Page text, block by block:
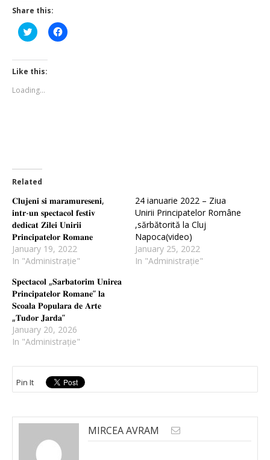
Share this:
Click
to
Twitter
(Opens
in
window)
Click
to
Like this:
Loading...
Related
𝐂𝐥𝐮𝐣𝐞𝐧𝐢 𝐬𝐢 𝐦𝐚𝐫𝐚𝐦𝐮𝐫𝐞𝐬𝐞𝐧𝐢,
𝐢𝐧𝐭𝐫-𝐮𝐧 𝐬𝐩𝐞𝐜𝐭𝐚𝐜𝐨𝐥 𝐟𝐞𝐬𝐭𝐢𝐯
𝐝𝐞𝐝𝐢𝐜𝐚𝐭 𝐙𝐢𝐥𝐞𝐢 𝐔𝐧𝐢𝐫𝐢𝐢
𝐏𝐫𝐢𝐧𝐜𝐢𝐩𝐚𝐭𝐞𝐥𝐨𝐫 𝐑𝐨𝐦𝐚𝐧𝐞
January 19, 2022
In "Administrație"
24 ianuarie 2022 – Ziua
Unirii Principatelor Române
,sărbătorită la Cluj
Napoca(video)
January 25, 2022
In "Administrație"
𝐒𝐩𝐞𝐜𝐭𝐚𝐜𝐨𝐥 „𝐒𝐚𝐫𝐛𝐚𝐭𝐨𝐫𝐢𝐦 𝐔𝐧𝐢𝐫𝐞𝐚
𝐏𝐫𝐢𝐧𝐜𝐢𝐩𝐚𝐭𝐞𝐥𝐨𝐫 𝐑𝐨𝐦𝐚𝐧𝐞” 𝐥𝐚
𝐒𝐜𝐨𝐚𝐥𝐚 𝐏𝐨𝐩𝐮𝐥𝐚𝐫𝐚 𝐝𝐞 𝐀𝐫𝐭𝐞
„𝐓𝐮𝐝𝐨𝐫 𝐉𝐚𝐫𝐝𝐚”
January 20, 2026
In "Administrație"
Pin It
MIRCEA AVRAM